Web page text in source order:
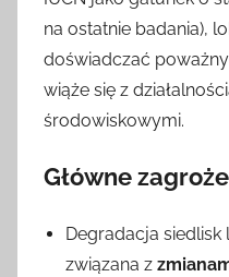
na ostatnie badania),
doświadczać
wiąże się z
środowiskowymi.
Główne
Degradacja
związana z